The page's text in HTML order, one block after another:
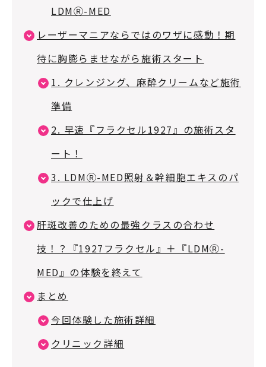
LDMⓇ-MED
レーザーマニアならではのワザに感動！期
待に胸膨らませながら施術スタート
1. クレンジング、麻酔クリームなど施術
準備
2. 早速『フラクセル1927』の施術スタ
ート！
3. LDMⓇ-MED照射＆幹細胞エキスのパ
ックで仕上げ
肝斑改善のための最強クラスの合わせ
技！？『1927フラクセル』＋『LDMⓇ-
MED』の体験を終えて
まとめ
今回体験した施術詳細
クリニック詳細